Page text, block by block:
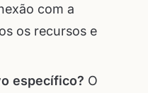
com a
os recursos e
específico? O